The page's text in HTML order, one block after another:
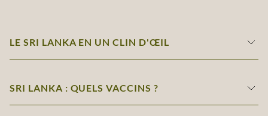
LE SRI LANKA EN UN CLIN D'ŒIL
SRI LANKA : QUELS VACCINS ?